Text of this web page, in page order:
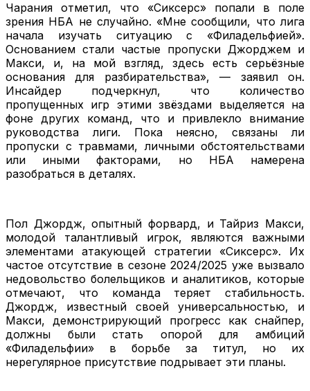
Чарания отметил, что «Сиксерс» попали в поле
зрения НБА не случайно. «Мне сообщили, что лига
начала изучать ситуацию с «Филадельфией».
Основанием стали частые пропуски Джорджем и
Макси, и, на мой взгляд, здесь есть серьёзные
основания для разбирательства», — заявил он.
Инсайдер подчеркнул, что количество
пропущенных игр этими звёздами выделяется на
фоне других команд, что и привлекло внимание
руководства лиги. Пока неясно, связаны ли
пропуски с травмами, личными обстоятельствами
или иными факторами, но НБА намерена
разобраться в деталях.
Пол Джордж, опытный форвард, и Тайриз Макси,
молодой талантливый игрок, являются важными
элементами атакующей стратегии «Сиксерс». Их
частое отсутствие в сезоне 2024/2025 уже вызвало
недовольство болельщиков и аналитиков, которые
отмечают, что команда теряет стабильность.
Джордж, известный своей универсальностью, и
Макси, демонстрирующий прогресс как снайпер,
должны были стать опорой для амбиций
«Филадельфии» в борьбе за титул, но их
нерегулярное присутствие подрывает эти планы.